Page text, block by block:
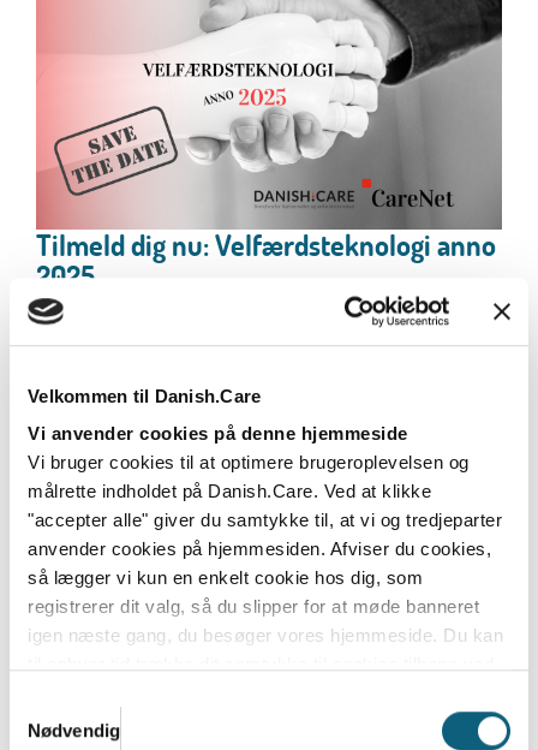
Velkommen til Danish.Care
Vi anvender cookies på denne hjemmeside
Vi bruger cookies til at optimere brugeroplevelsen og
målrette indholdet på Danish.Care. Ved at klikke
"accepter alle" giver du samtykke til, at vi og tredjeparter
anvender cookies på hjemmesiden. Afviser du cookies,
så lægger vi kun en enkelt cookie hos dig, som
registrerer dit valg, så du slipper for at møde banneret
igen næste gang, du besøger vores hjemmeside. Du kan
Danish.Cares privatlivs- og cookiepolitik
Nødvendig
Tilmeld dig nu: Velfærdsteknologi anno
2025
Den 13. november slår CareNet og Danish.Care igen
dørene op til årets store konference om sundheds-...
Læs mere